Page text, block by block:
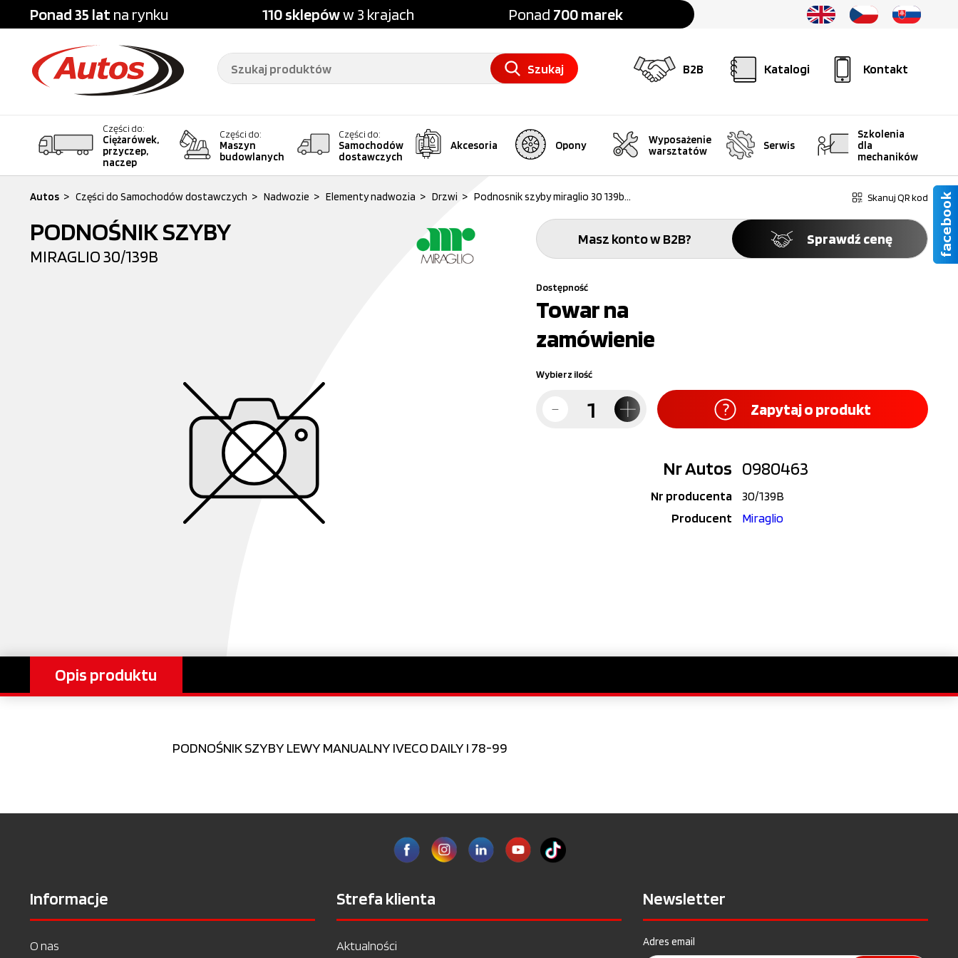
Ponad 35 lat na rynku 110 sklepóww 3 krajach Ponad 700 marek
B2B Katalogi Kontakt
Szukaj
Części do:
Ciężarówek,
przyczep,
naczep
Części do:
Maszyn
budowlanych
Części do:
Samochodów
dostawczych
Akcesoria Opony
Wyposażenie
warsztatów
Serwis
Szkolenia
dla
mechaników
Autos > Części do Samochodów dostawczych > Nadwozie > Elementy nadwozia > Drzwi > Podnosnik szyby miraglio 30 139b... Skanuj QR kod
PODNOŚNIK SZYBY
MIRAGLIO30/139B
Masz konto w B2B? Sprawdź cenę
Dostępność
Towar na
zamówienie
Wybierz ilość
Zapytaj o produkt
Nr Autos 0980463
Nr producenta
30/139B
Producent
Miraglio
Opis produktu
PODNOŚNIK SZYBY LEWY MANUALNY IVECO DAILY I 78-99
Informacje
O nas
Strefa klienta
Aktualności
Newsletter
Adres email